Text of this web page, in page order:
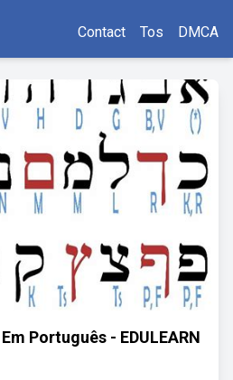
Contact Tos DMCA
Português - EDULEARN